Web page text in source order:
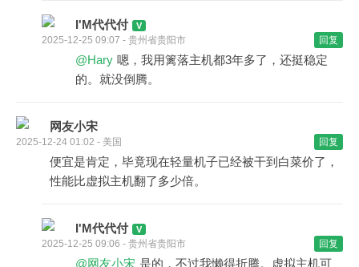
I'M代代付
2025-12-25 09:07 - 贵州省贵阳市 回复
@Hary 嗯，我用篱落主机都3年多了，还挺稳定
的。就没倒腾。
网友小宋
2025-12-24 01:02 - 美国 回复
便宜是肯定，毕竟现在轻量机子已经被干到白菜价了，
性能比虚拟主机翻了多少倍。
I'M代代付
2025-12-25 09:06 - 贵州省贵阳市 回复
@网友小宋 是的，不过我懒得折腾。虚拟主机可